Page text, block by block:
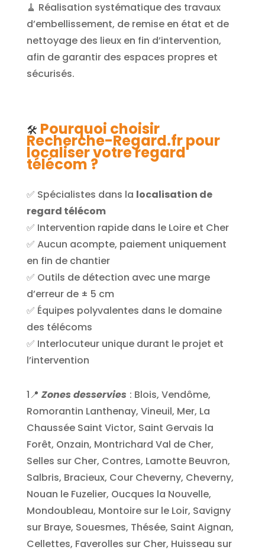
🧹 Réalisation systématique des travaux
d’embellissement, de remise en état et de
nettoyage des lieux en fin d’intervention,
afin de garantir des espaces propres et
sécurisés.
🛠️ Pourquoi choisir
Recherche-Regard.fr pour
localiser votre regard
télécom ?
✅ Spécialistes dans la localisation de
regard télécom
✅ Intervention rapide dans le Loire et Cher
✅ Aucun acompte, paiement uniquement
en fin de chantier
✅ Outils de détection avec une marge
d’erreur de ± 5 cm
✅ Équipes polyvalentes dans le domaine
des télécoms
✅ Interlocuteur unique durant le projet et
l’intervention
1📍 Zones desservies : Blois, Vendôme,
Romorantin Lanthenay, Vineuil, Mer, La
Chaussée Saint Victor, Saint Gervais la
Forêt, Onzain, Montrichard Val de Cher,
Selles sur Cher, Contres, Lamotte Beuvron,
Salbris, Bracieux, Cour Cheverny, Cheverny,
Nouan le Fuzelier, Oucques la Nouvelle,
Mondoubleau, Montoire sur le Loir, Savigny
sur Braye, Souesmes, Thésée, Saint Aignan,
Cellettes, Faverolles sur Cher, Huisseau sur